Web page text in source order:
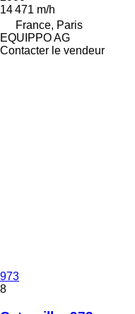
14 471 m/h
France, Paris
EQUIPPO AG
Contacter le vendeur
973
8